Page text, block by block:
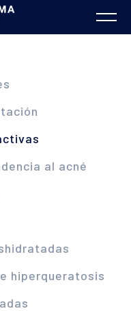
al acné
hiperqueratosis